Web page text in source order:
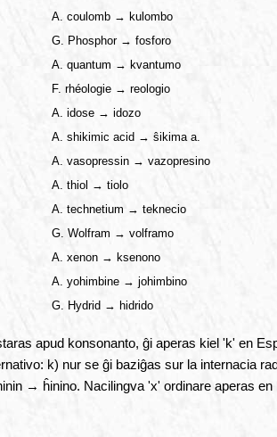
A. coulomb → kulombo
G. Phosphor → fosforo
A. quantum → kvantumo
F. rhéologie → reologio
A. idose → idozo
A. shikimic acid → ŝikima a.
A. vasopressin → vazopresino
A. thiol → tiolo
A. technetium → teknecio
G. Wolfram → volframo
A. xenon → ksenono
A. yohimbine → johimbino
G. Hydrid → hidrido
apud konsonanto, ĝi aperas kiel 'k' en
k) nur se ĝi baziĝas sur la internacia
→ ĥinino. Nacilingva 'x' ordinare aperas